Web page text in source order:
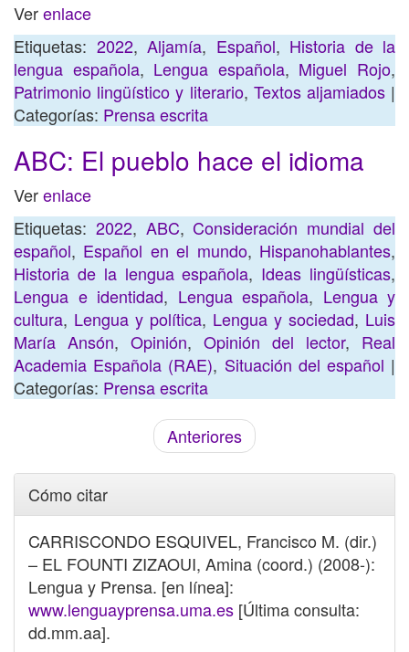
Verenlace
Etiquetas: 2022, Aljamía, Español, Historia de la
lengua española, Lengua española, Miguel Rojo,
Patrimonio lingüístico y literario, Textos aljamiados|
Categorías: Prensa escrita
ABC: El pueblo hace el idioma
Verenlace
Etiquetas: 2022, ABC,Consideración mundial del
español, Español en el mundo, Hispanohablantes,
Historia de la lengua española, Ideas lingüísticas,
Lengua e identidad, Lengua española, Lengua y
cultura, Lengua y política, Lengua y sociedad, Luis
María Ansón, Opinión, Opinión del lector, Real
Academia Española (RAE), Situación del español |
Categorías: Prensa escrita
Anteriores
Cómo citar
CARRISCONDO ESQUIVEL, Francisco M. (dir.)
– EL FOUNTI ZIZAOUI, Amina (coord.) (2008-):
Lengua y Prensa. [en línea]:
www.lenguayprensa.uma.es [Última consulta:
dd.mm.aa].